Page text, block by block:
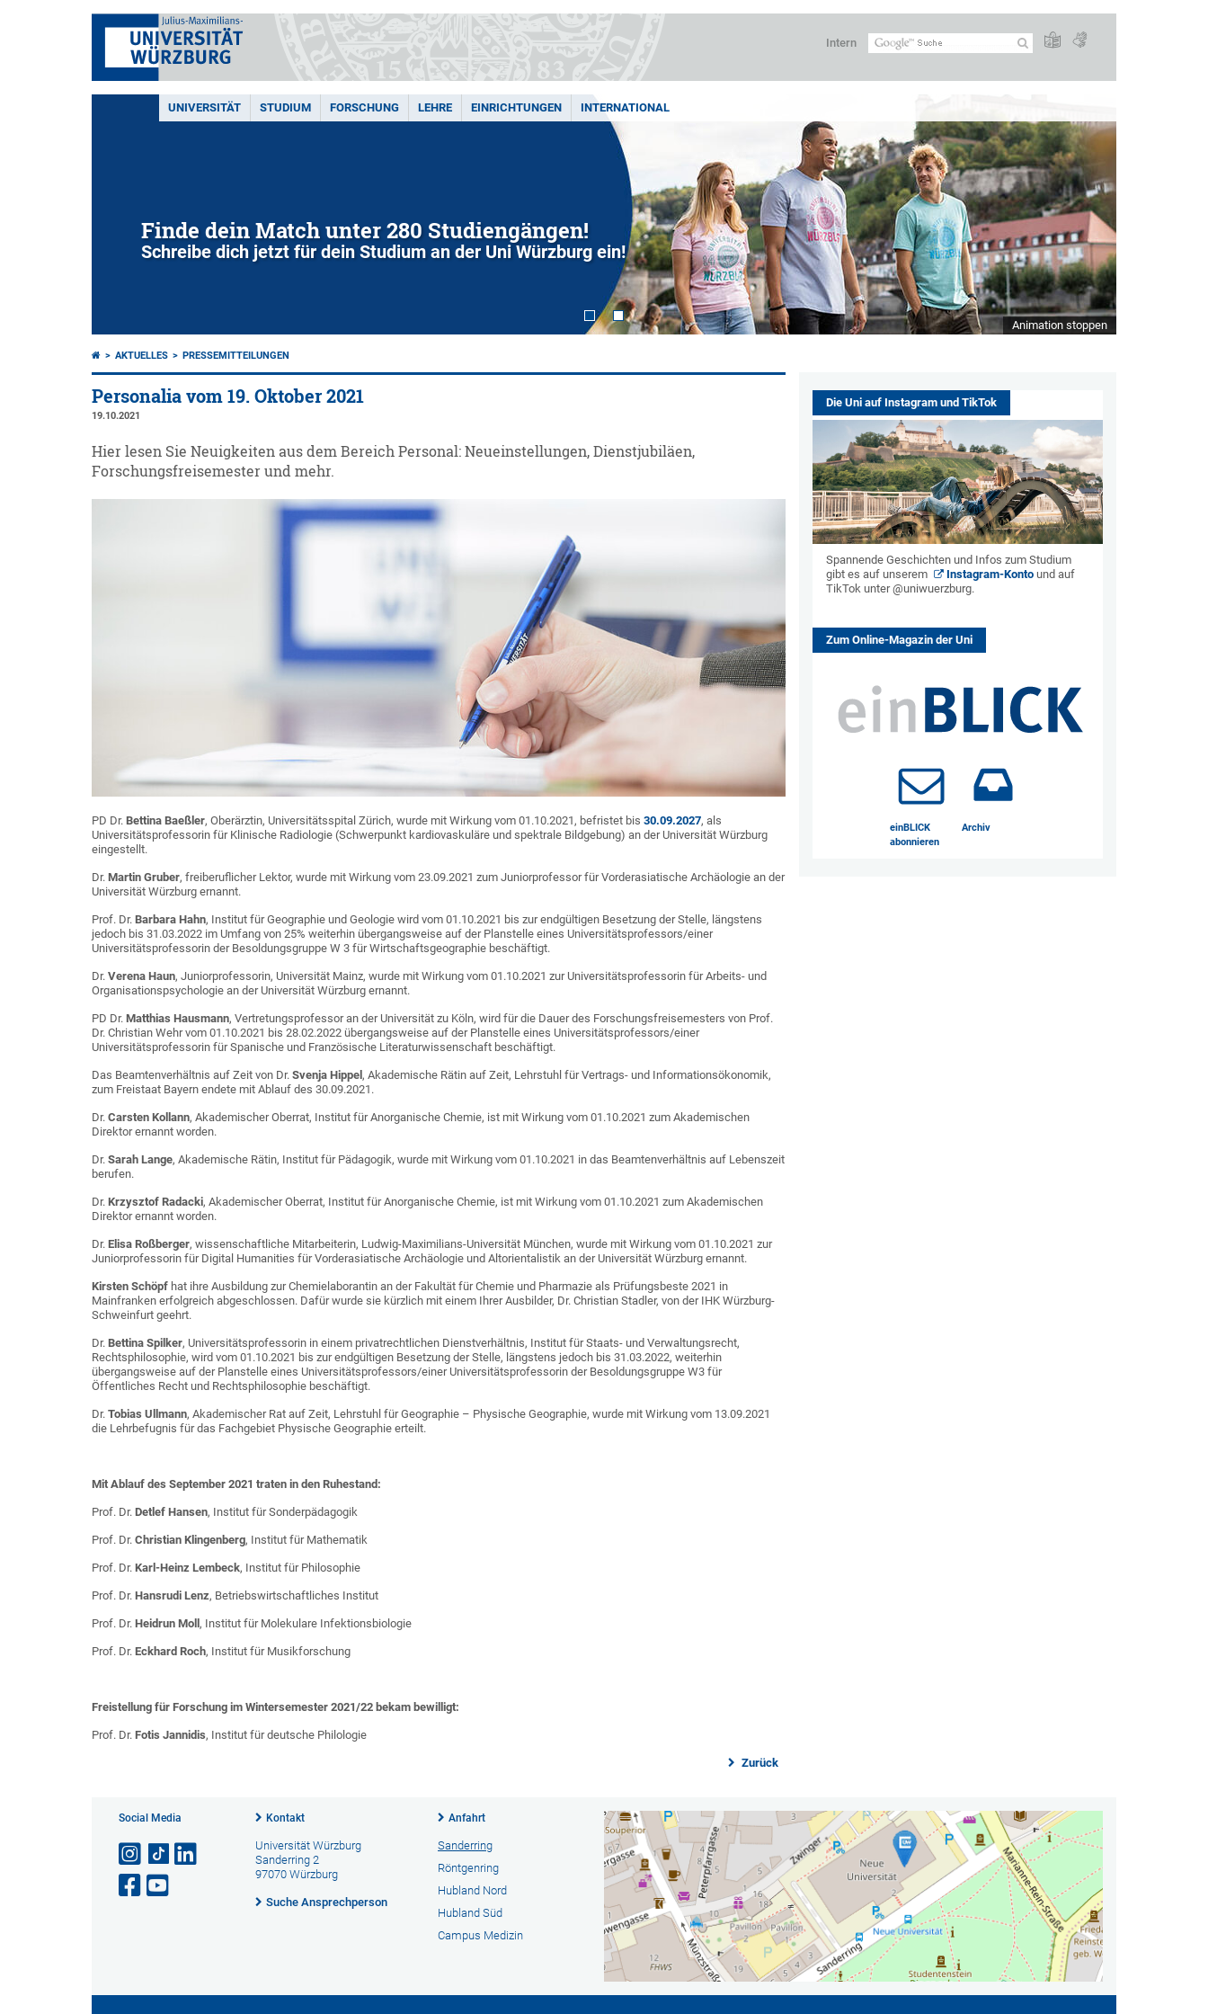
Intern
UNIVERSITÄT STUDIUM FORSCHUNG LEHRE EINRICHTUNGEN INTERNATIONAL
Finde dein Match unter 280 Studiengängen!
Schreibe dich jetzt für dein Studium an der Uni Würzburg ein!
Animation stoppen
AKTUELLES PRESSEMITTEILUNGEN
Personalia vom 19. Oktober 2021
19.10.2021
Hier lesen Sie Neuigkeiten aus dem Bereich Personal: Neueinstellungen, Dienstjubiläen,
Forschungsfreisemester und mehr.
PD Dr. Bettina Baeßler, Oberärztin, Universitätsspital Zürich, wurde mit Wirkung vom 01.10.2021, befristet bis 30.09.2027, als
Universitätsprofessorin für Klinische Radiologie (Schwerpunkt kardiovaskuläre und spektrale Bildgebung) an der Universität Würzburg
eingestellt.
Dr. Martin Gruber, freiberuflicher Lektor, wurde mit Wirkung vom 23.09.2021 zum Juniorprofessor für Vorderasiatische Archäologie an der
Universität Würzburg ernannt.
Prof. Dr. Barbara Hahn, Institut für Geographie und Geologie wird vom 01.10.2021 bis zur endgültigen Besetzung der Stelle, längstens
jedoch bis 31.03.2022 im Umfang von 25% weiterhin übergangsweise auf der Planstelle eines Universitätsprofessors/einer
Universitätsprofessorin der Besoldungsgruppe W 3 für Wirtschaftsgeographie beschäftigt.
Dr. Verena Haun, Juniorprofessorin, Universität Mainz, wurde mit Wirkung vom 01.10.2021 zur Universitätsprofessorin für Arbeits- und
Organisationspsychologie an der Universität Würzburg ernannt.
PD Dr. Matthias Hausmann, Vertretungsprofessor an der Universität zu Köln, wird für die Dauer des Forschungsfreisemesters von Prof.
Dr. Christian Wehr vom 01.10.2021 bis 28.02.2022 übergangsweise auf der Planstelle eines Universitätsprofessors/einer
Universitätsprofessorin für Spanische und Französische Literaturwissenschaft beschäftigt.
Das Beamtenverhältnis auf Zeit von Dr. Svenja Hippel , Akademische Rätin auf Zeit, Lehrstuhl für Vertrags- und Informationsökonomik,
zum Freistaat Bayern endete mit Ablauf des 30.09.2021.
Dr. Carsten Kollann, Akademischer Oberrat, Institut für Anorganische Chemie, ist mit Wirkung vom 01.10.2021 zum Akademischen
Direktor ernannt worden.
Dr. Sarah Lange, Akademische Rätin, Institut für Pädagogik, wurde mit Wirkung vom 01.10.2021 in das Beamtenverhältnis auf Lebenszeit
berufen.
Dr. Krzysztof Radacki, Akademischer Oberrat, Institut für Anorganische Chemie, ist mit Wirkung vom 01.10.2021 zum Akademischen
Direktor ernannt worden.
Dr. Elisa Roßberger, wissenschaftliche Mitarbeiterin, Ludwig-Maximilians-Universität München, wurde mit Wirkung vom 01.10.2021 zur
Juniorprofessorin für Digital Humanities für Vorderasiatische Archäologie und Altorientalistik an der Universität Würzburg ernannt.
Kirsten Schöpf hat ihre Ausbildung zur Chemielaborantin an der Fakultät für Chemie und Pharmazie als Prüfungsbeste 2021 in
Mainfranken erfolgreich abgeschlossen. Dafür wurde sie kürzlich mit einem Ihrer Ausbilder, Dr. Christian Stadler, von der IHK Würzburg-
Schweinfurt geehrt.
Dr. Bettina Spilker, Universitätsprofessorin in einem privatrechtlichen Dienstverhältnis, Institut für Staats- und Verwaltungsrecht,
Rechtsphilosophie, wird vom 01.10.2021 bis zur endgültigen Besetzung der Stelle, längstens jedoch bis 31.03.2022, weiterhin
übergangsweise auf der Planstelle eines Universitätsprofessors/einer Universitätsprofessorin der Besoldungsgruppe W3 für
Öffentliches Recht und Rechtsphilosophie beschäftigt.
Dr. Tobias Ullmann, Akademischer Rat auf Zeit, Lehrstuhl für Geographie – Physische Geographie, wurde mit Wirkung vom 13.09.2021
die Lehrbefugnis für das Fachgebiet Physische Geographie erteilt.
Mit Ablauf des September 2021 traten in den Ruhestand:
Prof. Dr. Detlef Hansen, Institut für Sonderpädagogik
Prof. Dr. Christian Klingenberg, Institut für Mathematik
Prof. Dr. Karl-Heinz Lembeck, Institut für Philosophie
Prof. Dr. Hansrudi Lenz, Betriebswirtschaftliches Institut
Prof. Dr. Heidrun Moll , Institut für Molekulare Infektionsbiologie
Prof. Dr. Eckhard Roch, Institut für Musikforschung
Freistellung für Forschung im Wintersemester 2021/22 bekam bewilligt:
Prof. Dr. Fotis Jannidis, Institut für deutsche Philologie
Zurück
Die Uni auf Instagram und TikTok
Spannende Geschichten und Infos zum Studium
gibt es auf unserem
Instagram-Konto und auf
TikTok unter @uniwuerzburg.
Zum Online-Magazin der Uni
einBLICK
abonnieren
Archiv
Social Media Kontakt
Universität Würzburg
Sanderring 2
97070 Würzburg
Suche Ansprechperson
Anfahrt
Sanderring
Röntgenring
Hubland Nord
Hubland Süd
Campus Medizin